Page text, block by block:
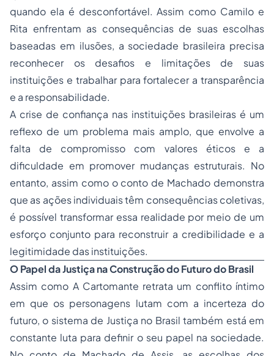
quando ela é desconfortável. Assim como Camilo e
Rita enfrentam as consequências de suas escolhas
baseadas em ilusões, a sociedade brasileira precisa
reconhecer os desafios e limitações de suas
instituições e trabalhar para fortalecer a transparência
e a responsabilidade.
A crise de confiança nas instituições brasileiras é um
reflexo de um problema mais amplo, que envolve a
falta de compromisso com valores éticos e a
dificuldade em promover mudanças estruturais. No
entanto, assim como o conto de Machado demonstra
que as ações individuais têm consequências coletivas,
é possível transformar essa realidade por meio de um
esforço conjunto para reconstruir a credibilidade e a
legitimidade das instituições.
O Papel da Justiça na Construção do Futuro do Brasil
Assim como A Cartomante retrata um conflito íntimo
em que os personagens lutam com a incerteza do
futuro, o sistema de Justiça no Brasil também está em
constante luta para definir o seu papel na sociedade.